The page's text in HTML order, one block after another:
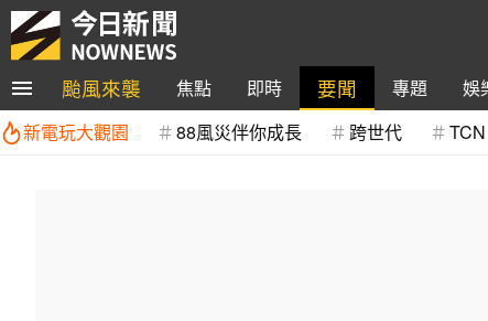
颱風來襲 焦點 即時 要聞 專題 娛
新電玩大觀園
88風災伴你成長 跨世代 TCN